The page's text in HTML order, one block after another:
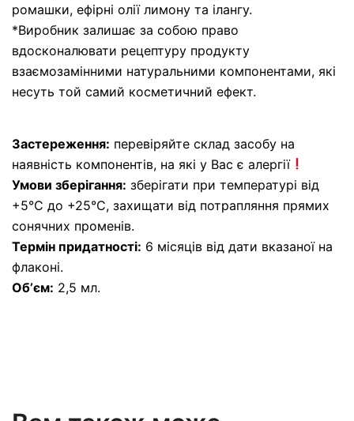
ромашки, ефірні олії лимону та ілангу.
*Виробник залишає за собою право
вдосконалювати рецептуру продукту
взаємозамінними натуральними компонентами, які
несуть той самий косметичний ефект.
Застереження: перевіряйте склад засобу на
наявність компонентів, на які у Вас є алергії
Умови зберігання: зберігати при температурі від
+5°С до +25°С, захищати від потрапляння прямих
сонячних променів.
Термін придатності: 6 місяців від дати вказаної на
флаконі.
Обʼєм: 2,5 мл.